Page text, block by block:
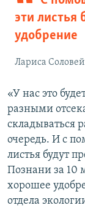
эти листья
удобрение
Лариса Соловей
«У нас это
разными
складываться
очередь. И с
листья будут
Познани за 10
хорошее
отдела